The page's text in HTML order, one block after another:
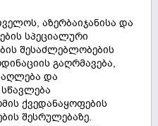
აზერბაიჯანისა და
სპეციალური
შესაძლებლობების
გაღრმავება,
და
ქვედანაყოფების
შესრულებაზე.